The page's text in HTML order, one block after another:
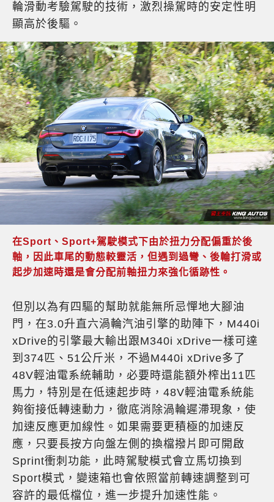
輪滑動考驗駕駛的技術，激烈操駕時的安定性明
顯高於後驅。
在Sport、Sport+駕駛模式下由於扭力分配偏重於後
軸，因此車尾的動態較靈活，但遇到過彎、後輪打滑或
起步加速時還是會分配前軸扭力來強化循跡性。
但別以為有四驅的幫助就能無所忌憚地大腳油
門，在3.0升直六渦輪汽油引擎的助陣下，M440i
xDrive的引擎最大輸出跟M340i xDrive一樣可達
到374匹、51公斤米，不過M440i xDrive多了
48V輕油電系統輔助，必要時還能額外榨出11匹
馬力，特別是在低速起步時，48V輕油電系統能
夠銜接低轉速動力，徹底消除渦輪遲滯現象，使
加速反應更加線性。如果需要更積極的加速反
應，只要長按方向盤左側的換檔撥片即可開啟
Sprint衝刺功能，此時駕駛模式會立馬切換到
Sport模式，變速箱也會依照當前轉速調整到可
容許的最低檔位，進一步提升加速性能。